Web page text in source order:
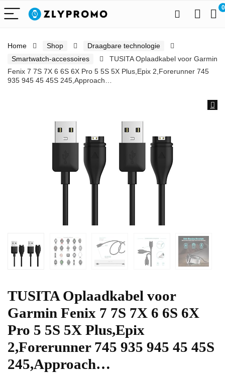
0
Home Shop
Draagbare technologie
Smartwatch-accessoires
TUSITA Oplaadkabel voor Garmin
Fenix 7 7S 7X 6 6S 6X Pro 5 5S 5X Plus,Epix 2,Forerunner 745
935 945 45 45S 245,Approach…
TUSITA Oplaadkabel voor
Garmin Fenix 7 7S 7X 6 6S 6X
Pro 5 5S 5X Plus,Epix
2,Forerunner 745 935 945 45 45S
245,Approach…